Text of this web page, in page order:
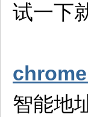
试一下
智能地